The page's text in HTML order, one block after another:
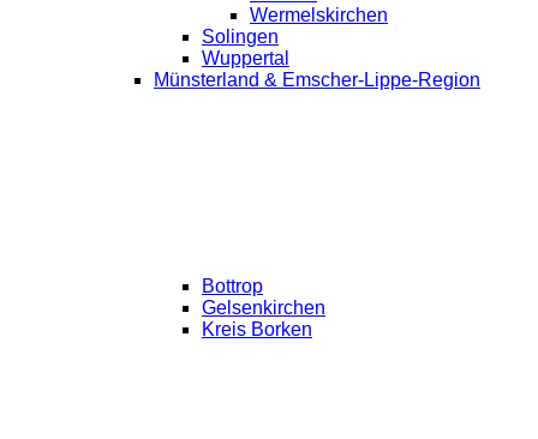
Wermelskirchen
Solingen
Wuppertal
Münsterland & Emscher-Lippe-Region
Bottrop
Gelsenkirchen
Kreis Borken